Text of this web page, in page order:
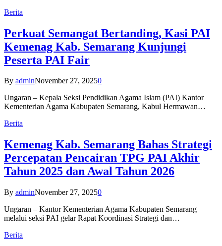
Berita
Perkuat Semangat Bertanding, Kasi PAI
Kemenag Kab. Semarang Kunjungi
Peserta PAI Fair
By adminNovember 27, 20250
Ungaran – Kepala Seksi Pendidikan Agama Islam (PAI) Kantor
Kementerian Agama Kabupaten Semarang, Kabul Hermawan…
Berita
Kemenag Kab. Semarang Bahas Strategi
Percepatan Pencairan TPG PAI Akhir
Tahun 2025 dan Awal Tahun 2026
By adminNovember 27, 20250
Ungaran – Kantor Kementerian Agama Kabupaten Semarang
melalui seksi PAI gelar Rapat Koordinasi Strategi dan…
Berita